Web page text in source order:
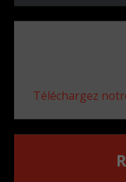
Téléchargez